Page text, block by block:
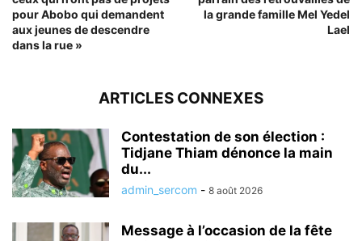
pour Abobo qui demandent
aux jeunes de descendre
dans la rue »
la grande famille Mel Yedel
Lael
ARTICLES CONNEXES
Contestation de son élection :
Tidjane Thiam dénonce la main
du...
admin_sercom - 8 août 2026
Message à l’occasion de la fête